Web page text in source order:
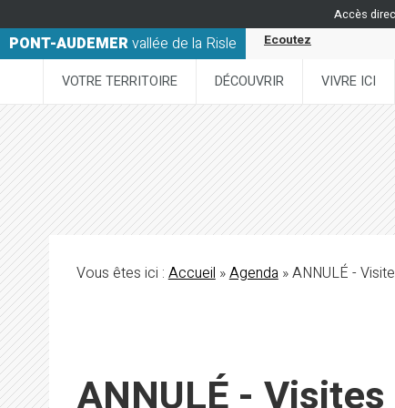
Accès
PONT-AUDEMERvallée de la Risle Ecoutez
VOTRE TERRITOIRE DÉCOUVRIR VIVRE ICI
Vous êtes ici :Accueil»Agenda» ANNULÉ -